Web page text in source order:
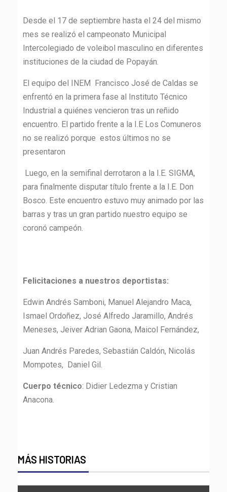
Desde el 17 de septiembre hasta el 24 del mismo
mes se realizó el campeonato Municipal
Intercolegiado de voleibol masculino en diferentes
instituciones de la ciudad de Popayán.
El equipo del INEM Francisco José de Caldas se
enfrentó en la primera fase al Instituto Técnico
Industrial a quiénes vencieron tras un reñido
encuentro. El partido frente a la I.E Los Comuneros
no se realizó porque estos últimos no se
presentaron
Luego, en la semifinal derrotaron a la I.E. SIGMA,
para finalmente disputar título frente a la I.E. Don
Bosco. Este encuentro estuvo muy animado por las
barras y tras un gran partido nuestro equipo se
coronó campeón.
Felicitaciones a nuestros deportistas:
Edwin Andrés Samboni, Manuel Alejandro Maca,
Ismael Ordoñez, José Alfredo Jaramillo, Andrés
Meneses, Jeiver Adrian Gaona, Maicol Fernández,
Juan Andrés Paredes, Sebastián Caldón, Nicolás
Mompotes, Daniel Gil.
Cuerpo técnico: Didier Ledezma y Cristian
Anacona.
MÁS HISTORIAS